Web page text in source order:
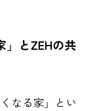
」とZEHの共
なる家」とい